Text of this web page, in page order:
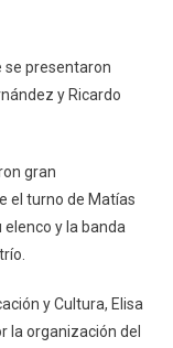
se presentaron
y Ricardo
gran
el turno de Matías
y la banda
y Cultura, Elisa
la organización del